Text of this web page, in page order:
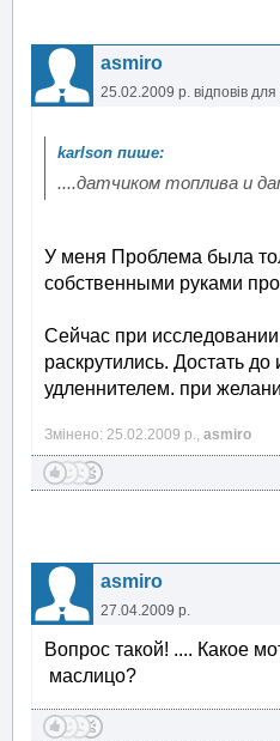
asmiro
25.02.2009 р. відповів для
....датчиком топлива и
У меня Проблема была
собственными руками
Сейчас при
раскрутились. Достать
удленнителем. при
Змінено: 25.02.2009 р., asmiro
asmiro
27.04.2009 р.
Вопрос такой! .... Какое
маслицо?